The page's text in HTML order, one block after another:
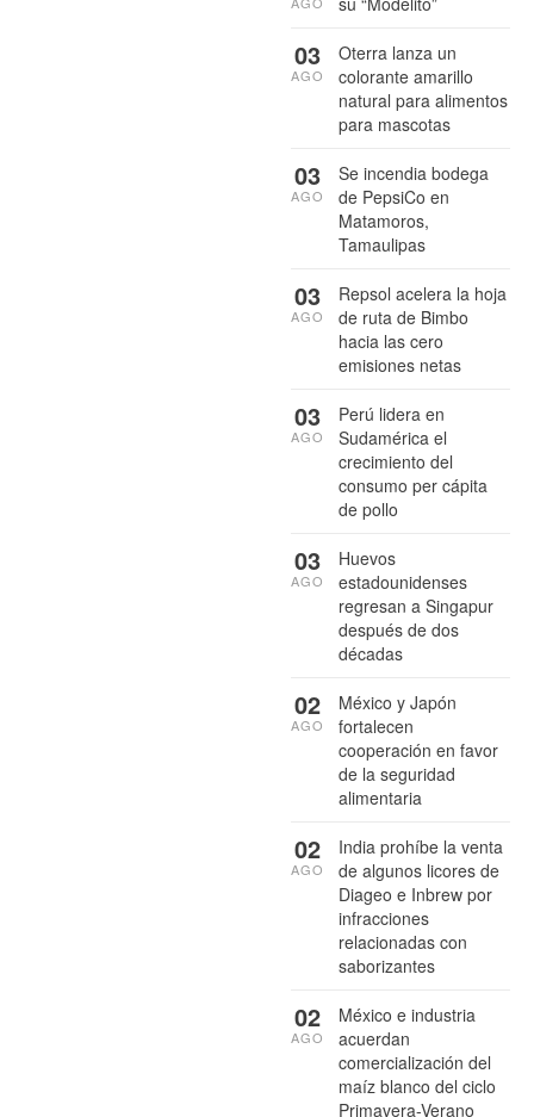
Oterra lanza un
colorante amarillo
natural para alimentos
para mascotas
03
AGO
Se incendia bodega
de PepsiCo en
Matamoros,
Tamaulipas
03
AGO
Repsol acelera la hoja
de ruta de Bimbo
hacia las cero
emisiones netas
03
AGO
Perú lidera en
Sudamérica el
crecimiento del
consumo per cápita
de pollo
03
AGO
Huevos
estadounidenses
regresan a Singapur
después de dos
décadas
03
AGO
México y Japón
fortalecen
cooperación en favor
de la seguridad
alimentaria
02
AGO
India prohíbe la venta
de algunos licores de
Diageo e Inbrew por
infracciones
relacionadas con
saborizantes
02
AGO
México e industria
acuerdan
comercialización del
maíz blanco del ciclo
Primavera-Verano
02
AGO